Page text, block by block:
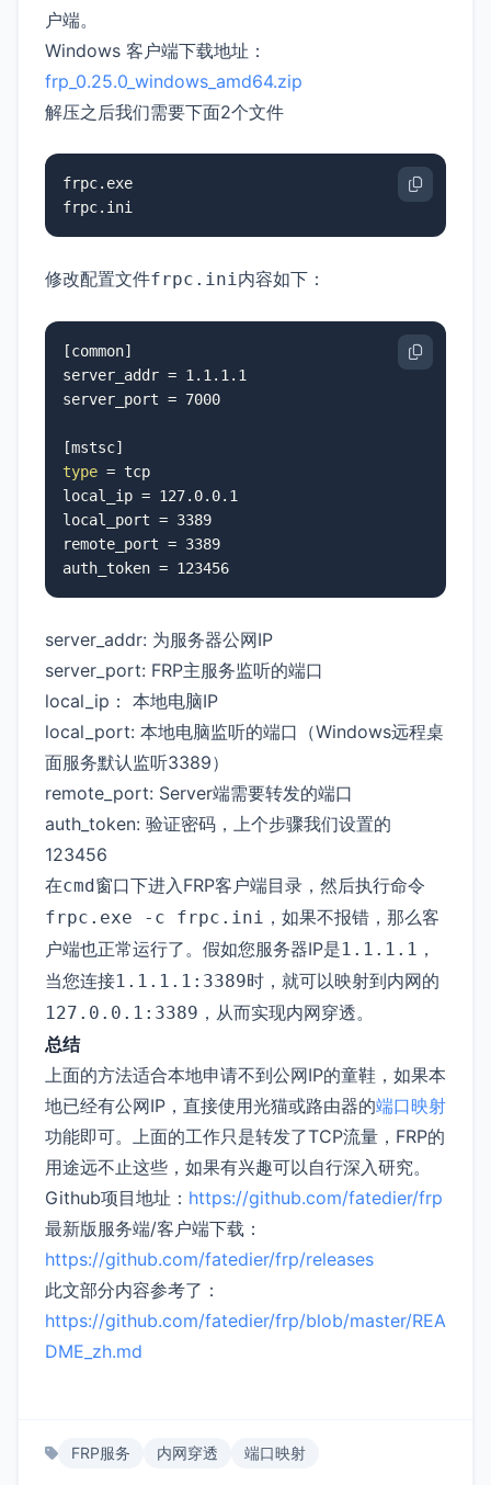
户端。
Windows 客户端下载地址：
frp_0.25.0_windows_amd64.zip
解压之后我们需要下面2个文件
frpc.exe
frpc.ini
修改配置文件frpc.ini 内容如下：
[common]
server_addr = 1.1.1.1
server_port = 7000
type = tcp
local_ip = 127.0.0.1
local_port = 3389
remote_port = 3389
auth_token = 123456
server_addr: 为服务器公网IP
server_port: FRP主服务监听的端口
local_ip： 本地电脑IP
local_port: 本地电脑监听的端口（Windows远程桌
面服务默认监听3389）
remote_port: Server端需要转发的端口
auth_token: 验证密码，上个步骤我们设置的
123456
在cmd窗口下进入FRP客户端目录，然后执行命令
frpc.exe -c frpc.ini ，如果不报错，那么客
户端也正常运行了。假如您服务器IP是1.1.1.1 ，
当您连接1.1.1.1:3389时，就可以映射到内网的
127.0.0.1:3389 ，从而实现内网穿透。
总结
上面的方法适合本地申请不到公网IP的童鞋，如果本
地已经有公网IP，直接使用光猫或路由器的端口映射
功能即可。上面的工作只是转发了TCP流量，FRP的
用途远不止这些，如果有兴趣可以自行深入研究。
Github项目地址： https://github.com/fatedier/frp
最新版服务端/客户端下载：
https://github.com/fatedier/frp/releases
此文部分内容参考了：
https://github.com/fatedier/frp/blob/master/REA
DME_zh.md
FRP服务 内网穿透 端口映射